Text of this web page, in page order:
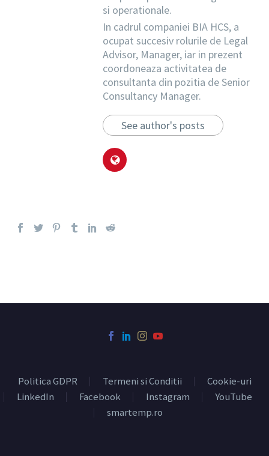
si operationale.
In cadrul companiei BIA HCS, a
ocupat succesiv rolurile de Legal
Advisor, Manager, iar in prezent
coordoneaza activitatea de
consultanta din pozitia de Senior
Consultancy Manager.
See author's posts
Politica GDPR Termeni si Conditii
Cookie-uri
LinkedIn
Facebook Instagram
YouTube
smartemp.ro